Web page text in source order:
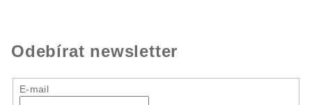
Odebírat newsletter
E-mail